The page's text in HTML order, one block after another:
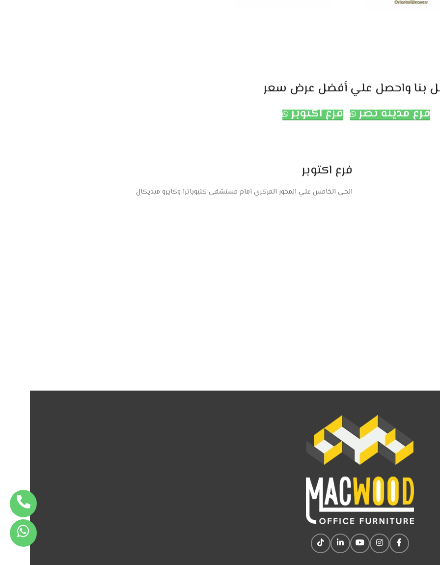
بنا واحصل علي أفضل عرض سعر
فرع مدينه نصر
فرع اكتوبر
فرع اكتوبر
الحي الخامس علي المحور المركزي امام مستشفى كليوباترا وكايرو ميديكال